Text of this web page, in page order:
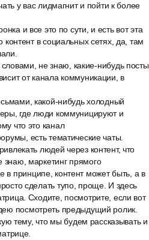
у вас лидмагнит и пойти к более
и все это по сути, и есть вот эта
в социальных сетях, да, там
словами, не знаю, какие-нибудь посты
от канала коммуникации, в
какой-нибудь холодный
где люди коммуницируют и
что это канал
есть тематические чаты.
людей через контент, что
маркетинг прямого
принципе, контент может быть, а в
сделать тупо, проще. И здесь
Сходите, посмотрите, если вот
посмотреть предыдущий ролик.
тему, что мы будем рассказывать и